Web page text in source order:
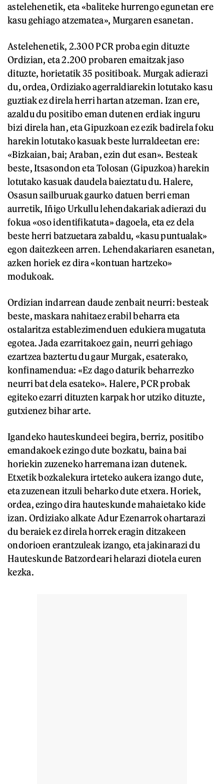
astelehenetik, eta «baliteke hurrengo egunetan ere
kasu gehiago atzematea», Murgaren esanetan.
Astelehenetik, 2.300 PCR proba egin dituzte
Ordizian, eta 2.200 probaren emaitzak jaso
dituzte, horietatik 35 positiboak. Murgak adierazi
du, ordea, Ordiziako agerraldiarekin lotutako kasu
guztiak ez direla herri hartan atzeman. Izan ere,
azaldu du positibo eman dutenen erdiak inguru
bizi direla han, eta Gipuzkoan ez ezik badirela foku
harekin lotutako kasuak beste lurraldeetan ere:
«Bizkaian, bai; Araban, ezin dut esan». Besteak
beste, Itsasondon eta Tolosan (Gipuzkoa) harekin
lotutako kasuak daudela baieztatu du. Halere,
Osasun sailburuak gaurko datuen berri eman
aurretik, Iñigo Urkullu lehendakariak adierazi du
fokua «oso identifikatuta» dagoela, eta ez dela
beste herri batzuetara zabaldu, «kasu puntualak»
egon daitezkeen arren. Lehendakariaren esanetan,
azken horiek ez dira «kontuan hartzeko»
modukoak.
Ordizian indarrean daude zenbait neurri: besteak
beste, maskara nahitaez erabil beharra eta
ostalaritza establezimenduen edukiera mugatuta
egotea. Jada ezarritakoez gain, neurri gehiago
ezartzea baztertu du gaur Murgak, esaterako,
konfinamendua: «Ez dago daturik beharrezko
neurri bat dela esateko». Halere, PCR probak
egiteko ezarri dituzten karpak hor utziko dituzte,
gutxienez bihar arte.
Igandeko hauteskundeei begira, berriz, positibo
emandakoek ezingo dute bozkatu, baina bai
horiekin zuzeneko harremana izan dutenek.
Etxetik bozkalekura irteteko aukera izango dute,
eta zuzenean itzuli beharko dute etxera. Horiek,
ordea, ezingo dira hauteskunde mahaietako kide
izan. Ordiziako alkate Adur Ezenarrok ohartarazi
du beraiek ez direla horrek eragin ditzakeen
ondorioen erantzuleak izango, eta jakinarazi du
Hauteskunde Batzordeari helarazi diotela euren
kezka.